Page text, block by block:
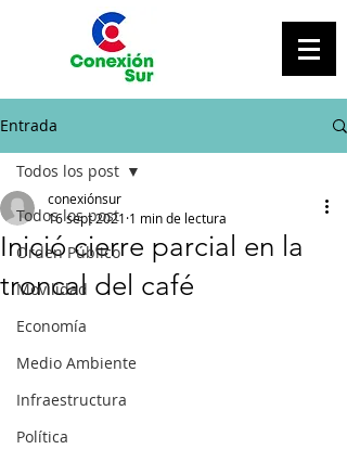
Entrada
Todos los post
Orden Público
Movilidad
Economía
Medio Ambiente
Infraestructura
Política
Todos los post
Inició cierre parcial en la
troncal del café
conexiónsur
16 sept 2021 1 min de lectura